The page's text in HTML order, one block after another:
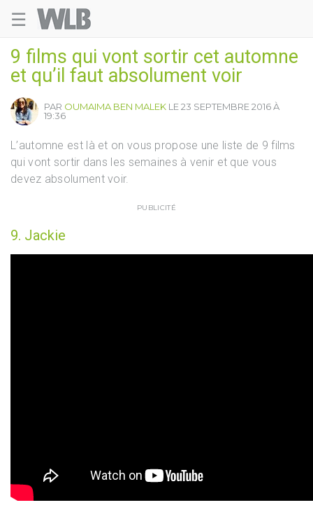
☰
9 films qui vont sortir cet automne
et qu’il faut absolument voir
PAR OUMAIMA BEN MALEK LE 23 SEPTEMBRE 2016 À
19:36
L’automne est là et on vous propose une liste de 9 films
qui vont sortir dans les semaines à venir et que vous
devez absolument voir.
PUBLICITÉ
9. Jackie